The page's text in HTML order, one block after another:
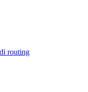
routing